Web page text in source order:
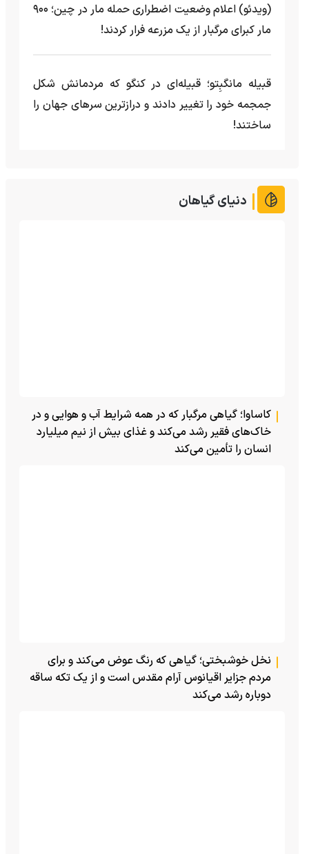
(ویدئو) اعلام وضعیت اضطراری حمله مار‌ در چین؛ ۹۰۰
مار کبرای مرگبار از یک مزرعه‌ فرار کردند!
قبیله مانگبِتو؛ قبیله‌ای در کنگو که مردمانش شکل
جمجمه خود را تغییر دادند و درازترین سرهای جهان را
ساختند!
دنیای گیاهان
کاساوا؛ گیاهی مرگبار که در همه شرایط آب و هوایی و در
خاک‌های فقیر رشد می‌کند و غذای بیش از نیم میلیارد
انسان را تأمین می‌کند
نخل خوشبختی؛ گیاهی که رنگ عوض می‌کند و برای
مردم جزایر اقیانوس آرام مقدس است و از یک تکه ساقه
دوباره رشد می‌کند